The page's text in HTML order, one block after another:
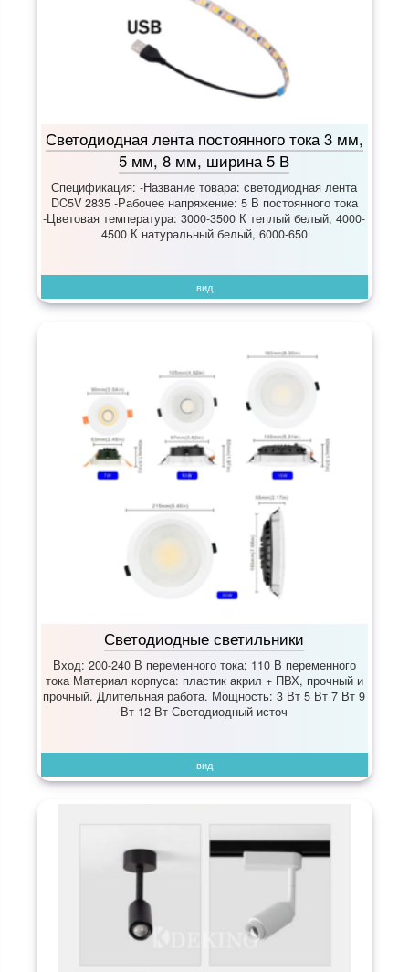
Светодиодная лента постоянного тока 3 мм,
5 мм, 8 мм, ширина 5 В
Спецификация: -Название товара: светодиодная лента
DC5V 2835 -Рабочее напряжение: 5 В постоянного тока
-Цветовая температура: 3000-3500 К теплый белый, 4000-
4500 К натуральный белый, 6000-650
вид
Светодиодные светильники
Вход: 200-240 В переменного тока; 110 В переменного
тока Материал корпуса: пластик акрил + ПВХ, прочный и
прочный. Длительная работа. Мощность: 3 Вт 5 Вт 7 Вт 9
Вт 12 Вт Светодиодный источ
вид